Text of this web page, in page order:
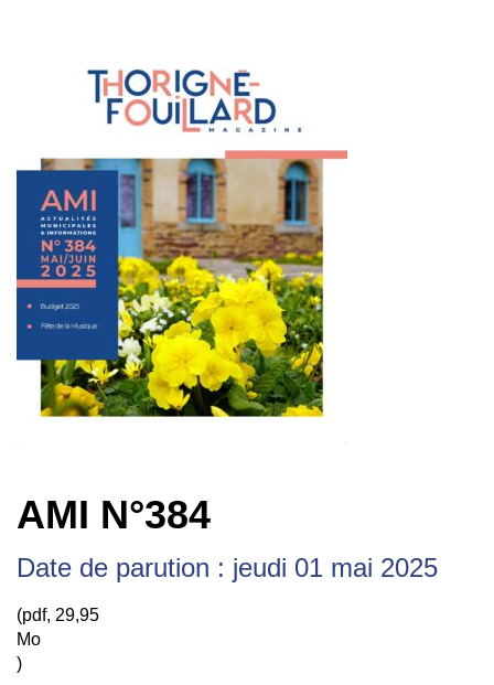
AMI N°384
Date de parution : jeudi 01 mai 2025
(pdf, 29,95
Mo
)